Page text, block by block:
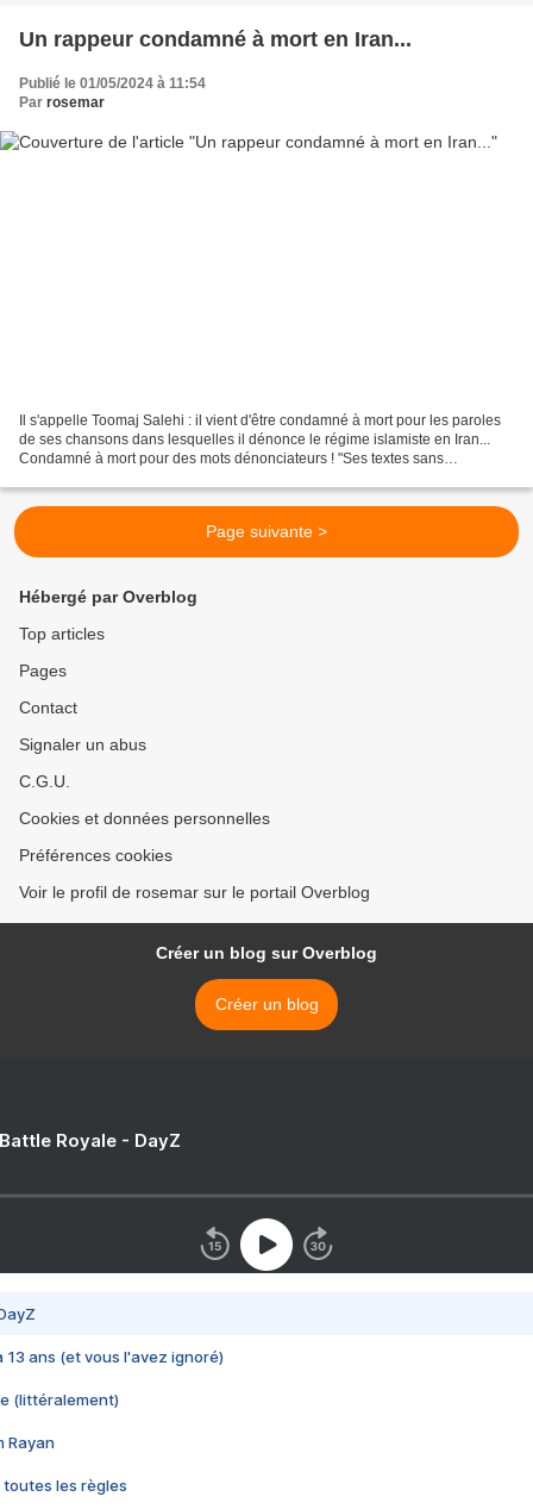
Un rappeur condamné à mort en Iran...
Publié le 01/05/2024 à 11:54
Par rosemar
Il s'appelle Toomaj Salehi : il vient d'être condamné à mort pour les paroles
de ses chansons dans lesquelles il dénonce le régime islamiste en Iran...
Condamné à mort pour des mots dénonciateurs ! "Ses textes sans
Page suivante >
Hébergé par Overblog
Top articles
Pages
Contact
Signaler un abus
C.G.U.
Cookies et données personnelles
Préférences cookies
Voir le profil de rosemar sur le portail Overblog
Créer un blog sur Overblog
Créer un blog
Royale - DayZ
13 ans (et vous l'avez ignoré)
(littéralement)
Rayan
toutes les règles